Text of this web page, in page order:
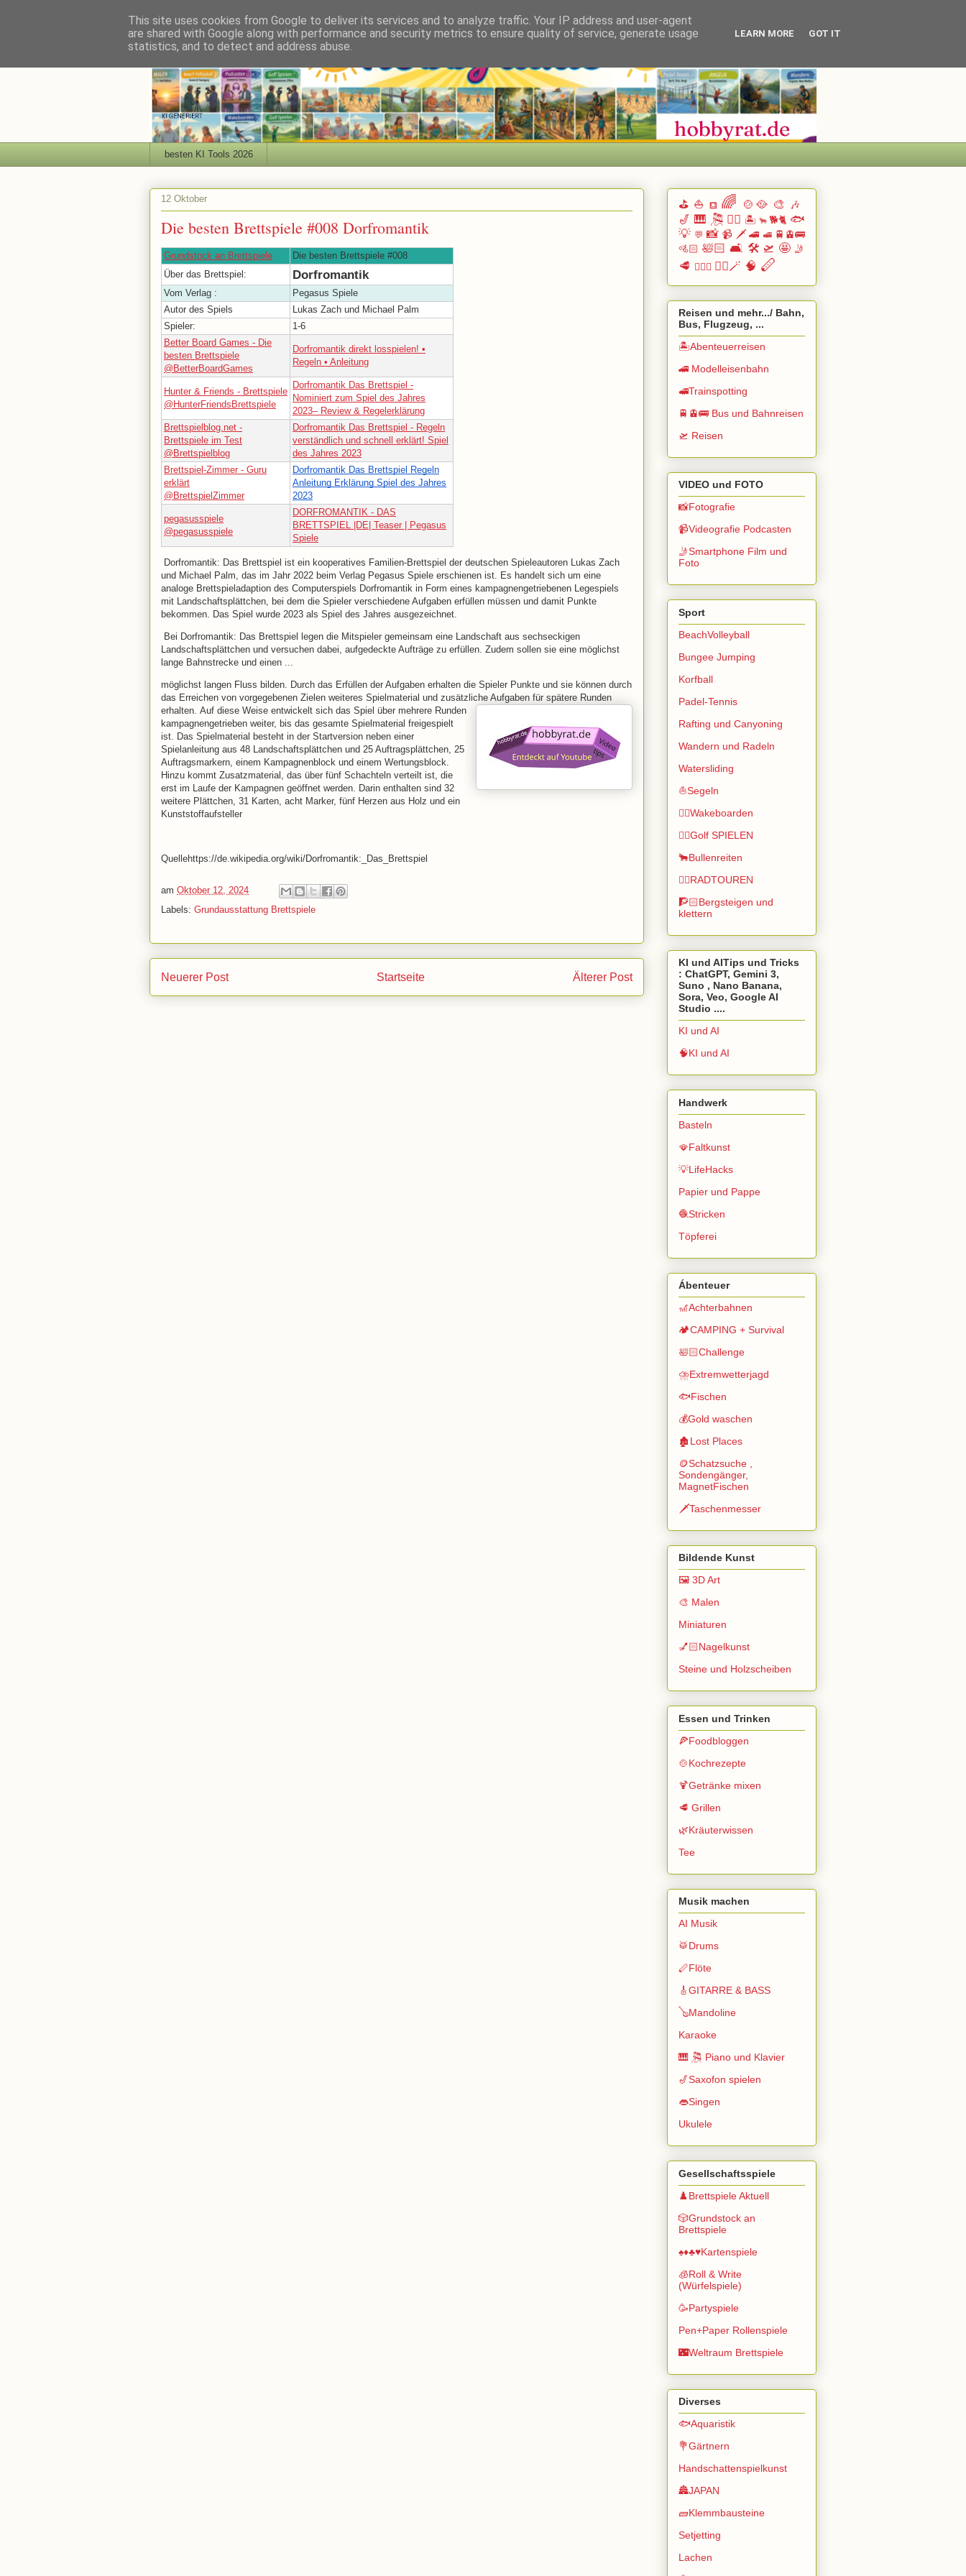
besten KI Tools 2026
12 Oktober
Die besten Brettspiele #008 Dorfromantik
Grundstock an Brettspiele
Die besten Brettspiele #008
Über das Brettspiel:
Dorfromantik
Vom Verlag :
Pegasus Spiele
Autor des Spiels
Lukas Zach und Michael Palm
Spieler:
1-6
Better Board Games - Die
besten Brettspiele
@BetterBoardGames
Dorfromantik direkt losspielen! •
Regeln • Anleitung
Hunter & Friends - Brettspiele
@HunterFriendsBrettspiele
Dorfromantik Das Brettspiel -
Nominiert zum Spiel des Jahres
2023– Review & Regelerklärung
Brettspielblog.net -
Brettspiele im Test
@Brettspielblog
Dorfromantik Das Brettspiel - Regeln
verständlich und schnell erklärt! Spiel
des Jahres 2023
Brettspiel-Zimmer - Guru
erklärt
@BrettspielZimmer
Dorfromantik Das Brettspiel Regeln
Anleitung Erklärung Spiel des Jahres
2023
pegasusspiele
@pegasusspiele
DORFROMANTIK - DAS
BRETTSPIEL |DE| Teaser | Pegasus
Spiele
Dorfromantik: Das Brettspiel ist ein kooperatives Familien-Brettspiel der deutschen Spieleautoren Lukas Zach
und Michael Palm, das im Jahr 2022 beim Verlag Pegasus Spiele erschienen ist. Es handelt sich um eine
analoge Brettspieladaption des Computerspiels Dorfromantik in Form eines kampagnengetriebenen Legespiels
mit Landschaftsplättchen, bei dem die Spieler verschiedene Aufgaben erfüllen müssen und damit Punkte
bekommen. Das Spiel wurde 2023 als Spiel des Jahres ausgezeichnet.
Bei Dorfromantik: Das Brettspiel legen die Mitspieler gemeinsam eine Landschaft aus sechseckigen
Landschaftsplättchen und versuchen dabei, aufgedeckte Aufträge zu erfüllen. Zudem sollen sie eine möglichst
lange Bahnstrecke und einen ...
möglichst langen Fluss bilden. Durch das Erfüllen der Aufgaben erhalten die Spieler Punkte und sie können durch
das Erreichen von vorgegebenen Zielen weiteres Spielmaterial und zusätzliche Aufgaben für spätere Runden
erhalten. Auf diese Weise entwickelt sich das Spiel über mehrere Runden
kampagnengetrieben weiter, bis das gesamte Spielmaterial freigespielt
ist. Das Spielmaterial besteht in der Startversion neben einer
Spielanleitung aus 48 Landschaftsplättchen und 25 Auftragsplättchen, 25
Auftragsmarkern, einem Kampagnenblock und einem Wertungsblock.
Hinzu kommt Zusatzmaterial, das über fünf Schachteln verteilt ist, die
erst im Laufe der Kampagnen geöffnet werden. Darin enthalten sind 32
weitere Plättchen, 31 Karten, acht Marker, fünf Herzen aus Holz und ein
Kunststoffaufsteller
Quellehttps://de.wikipedia.org/wiki/Dorfromantik:_Das_Brettspiel
am Oktober 12, 2024
Labels: Grundausstattung Brettspiele
Neuerer Post Älterer Post
Startseite
⛳ ⛵ ⛾ 🌈 🍲🥘 🎨 🎶
🎷 🎹 🎘 🏄🏽 🏝️ 🐂 🐕🐈 🐟
💡 💬 📸 📹 🗡️ 🚄 🚅 🚆🚊🚌
🚵🏻 🛀🏻 🛋️ 🛠️ 🛫 🤩 🤳
🥩 🧗🏻‍♀️ 🧙‍♂️🪄 🧠 🪈
Reisen und mehr.../ Bahn,
Bus, Flugzeug, ...
🏝️Abenteuerreisen
🚄 Modelleisenbahn
🚅Trainspotting
🚆🚊🚌 Bus und Bahnreisen
🛫 Reisen
VIDEO und FOTO
📸Fotografie
📹Videografie Podcasten
🤳Smartphone Film und
Foto
Sport
BeachVolleyball
Bungee Jumping
Korfball
Padel-Tennis
Rafting und Canyoning
Wandern und Radeln
Watersliding
⛵Segeln
🏄🏽Wakeboarden
🏌️‍♂️Golf SPIELEN
🐂Bullenreiten
🚴‍♂️RADTOUREN
🧗🏻Bergsteigen und
klettern
KI und AITips und Tricks
: ChatGPT, Gemini 3,
Suno , Nano Banana,
Sora, Veo, Google AI
Studio ....
KI und AI
🧠KI und AI
Handwerk
Basteln
🪭Faltkunst
💡LifeHacks
Papier und Pappe
🧶Stricken
Töpferei
Ábenteuer
🎢Achterbahnen
🏕️CAMPING + Survival
🛀🏻Challenge
⛈️Extremwetterjagd
🐟Fischen
💰Gold waschen
🏚️Lost Places
🪙Schatzsuche ,
Sondengänger,
MagnetFischen
🗡️Taschenmesser
Bildende Kunst
🖼️ 3D Art
🎨 Malen
Miniaturen
💅🏻Nagelkunst
Steine und Holzscheiben
Essen und Trinken
🍕Foodbloggen
🍲Kochrezepte
🍹Getränke mixen
🥩 Grillen
🌿Kräuterwissen
Tee
Musik machen
AI Musik
🥁Drums
🪈Flöte
🎸GITARRE & BASS
🪕Mandoline
Karaoke
🎹 🎘 Piano und Klavier
🎷Saxofon spielen
👄Singen
Ukulele
Gesellschaftsspiele
♟️Brettspiele Aktuell
🎲Grundstock an
Brettspiele
♠️♦️♣️♥️Kartenspiele
🧊Roll & Write
(Würfelspiele)
🥳Partyspiele
Pen+Paper Rollenspiele
🌃Weltraum Brettspiele
Diverses
🐟Aquaristik
💐Gärtnern
Handschattenspielkunst
🏯JAPAN
🧱Klemmbausteine
Setjetting
Lachen
This site uses cookies from Google to deliver its services and to analyze traffic. Your IP address and user-agent
are shared with Google along with performance and security metrics to ensure quality of service, generate usage
statistics, and to detect and address abuse.
LEARN MORE GOT IT